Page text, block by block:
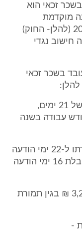
זכאי הוא
מוקדמת
לפיטורים והתפטרות, התשס"א - 2001 (להלן- החוק)
חישוב נגדי
עובד בשכר זכאי
"(3) במהלך שנת עבודתו השלישית- של 21 ימים,
עבודה בשנה
מכאן שהתובע זכאי בגין תקופת עבודתו ל-22 ימי הודעה
מוקדמת. עם זאת משהתובע עתר לקבלת 16 ימי הודעה
הנתבעת תשלם לתובע סכום של 3,253 ₪ בגין תמורת
-